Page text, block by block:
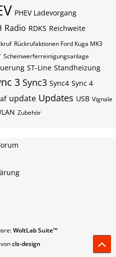
PHEV Ladevorgang
Radio RDKS Reichweite
Rückrufaktionen Ford Kuga MK3
Scheinwerferreinigungsanlage
ST-Line Standheizung
3 Sync3 Sync4 Sync 4
update Updates USB Vignale
Zubehör
WoltLab Suite™
cls-design